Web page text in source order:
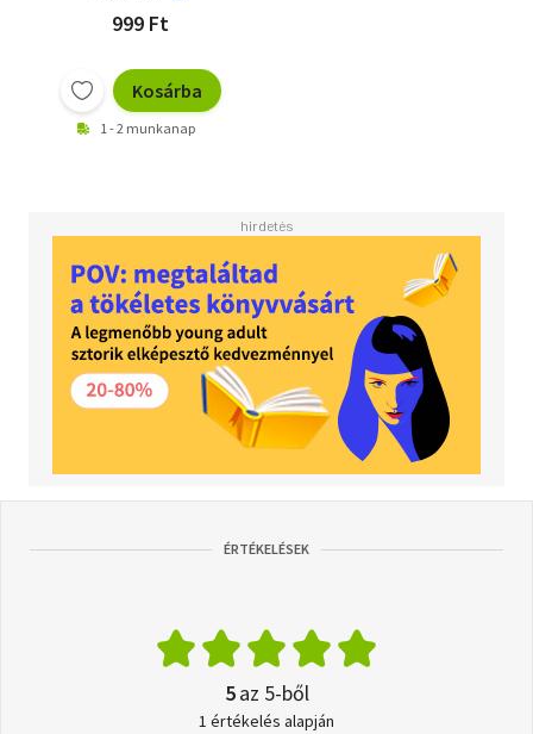
999 Ft
Kosárba
1 - 2 munkanap
ÉRTÉKELÉSEK
5az 5-ből
1 értékelés alapján